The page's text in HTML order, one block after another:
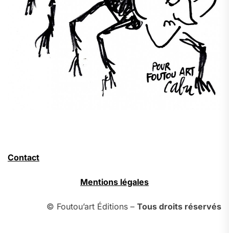
Contact
Mentions légales
© Foutou’art Éditions – Tous droits réservés